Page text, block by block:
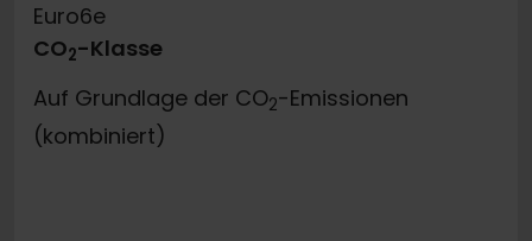
Euro6e
CO2-Klasse
Auf Grundlage der CO2-Emissionen
(kombiniert)